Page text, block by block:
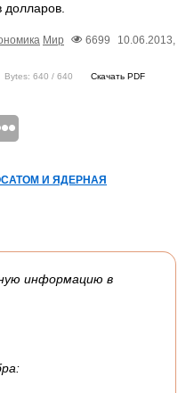
Мир 6699
10.06.2013,
Bytes: 640 / 640 Скачать PDF
И ЯДЕРНАЯ
информацию в